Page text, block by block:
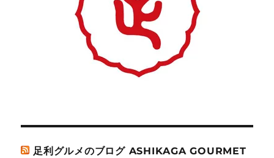
足利グルメのブログ ASHIKAGA GOURMET